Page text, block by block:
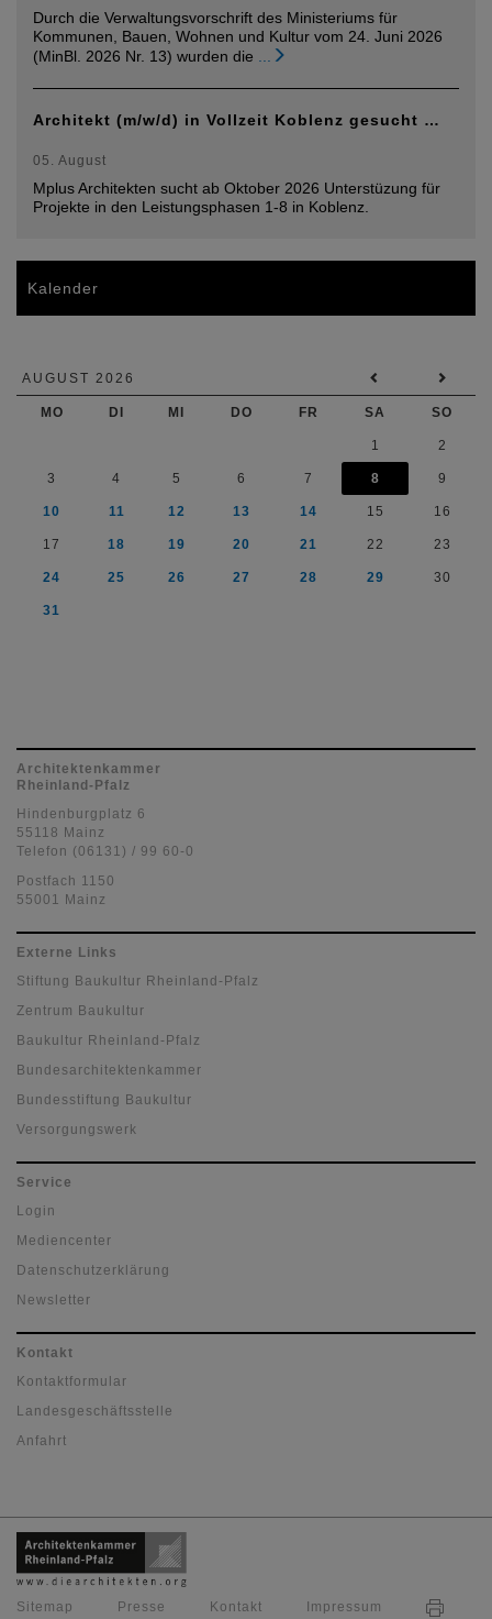
Durch die Verwaltungsvorschrift des Ministeriums für
Kommunen, Bauen, Wohnen und Kultur vom 24. Juni 2026
(MinBl. 2026 Nr. 13) wurden die ...
Architekt (m/w/d) in Vollzeit Koblenz gesucht …
05. August
Mplus Architekten sucht ab Oktober 2026 Unterstüzung für
Projekte in den Leistungsphasen 1-8 in Koblenz.
Kalender
AUGUST 2026
MO DI MI DO FR SA SO
1 2
3 4 5 6 7 8 9
10 11 12 13 14 15 16
17 18 19 20 21 22 23
24 25 26 27 28 29 30
31
Architektenkammer
Rheinland-Pfalz
Hindenburgplatz 6
55118 Mainz
Telefon (06131) / 99 60-0
Postfach 1150
55001 Mainz
Externe Links
Stiftung Baukultur Rheinland-Pfalz
Zentrum Baukultur
Baukultur Rheinland-Pfalz
Bundesarchitektenkammer
Bundesstiftung Baukultur
Versorgungswerk
Service
Login
Mediencenter
Datenschutzerklärung
Newsletter
Kontakt
Kontaktformular
Landesgeschäftsstelle
Anfahrt
Sitemap Presse Kontakt Impressum